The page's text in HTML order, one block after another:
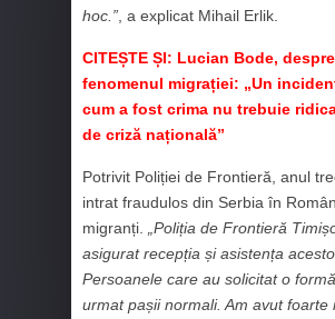
hoc.” , a explicat Mihail Erlik.
CITEȘTE ȘI: Lucian Bode, despre
fenomenul migrației: „Un
cum a fost crima nu trebuie
de criză națională”
Potrivit Poliției de Frontieră, anul
intrat fraudulos din Serbia în
migranți.
„Poliția de Frontieră
asigurat recepția și asistența
Persoanele care au solicitat o
urmat pașii normali. Am avut foarte